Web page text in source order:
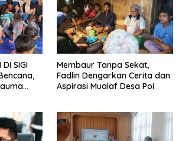
DI SIGI
Membaur Tanpa Sekat,
Fadlin Dengarkan Cerita dan
Aspirasi Mualaf Desa Poi